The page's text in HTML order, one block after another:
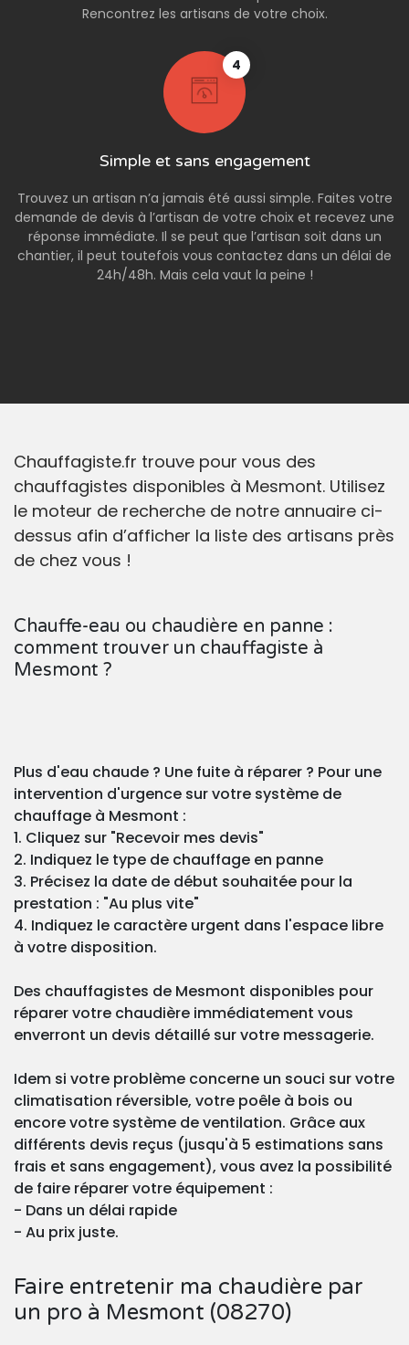
Rencontrez les artisans de votre choix.
4
Simple et sans engagement
Trouvez un artisan n’a jamais été aussi simple. Faites votre
demande de devis à l’artisan de votre choix et recevez une
réponse immédiate. Il se peut que l’artisan soit dans un
chantier, il peut toutefois vous contactez dans un délai de
24h/48h. Mais cela vaut la peine !
Chauffagiste.fr trouve pour vous des
chauffagistes disponibles à Mesmont. Utilisez
le moteur de recherche de notre annuaire ci-
dessus afin d’afficher la liste des artisans près
de chez vous !
Chauffe-eau ou chaudière en panne :
comment trouver un chauffagiste à
Mesmont ?
Plus d'eau chaude ? Une fuite à réparer ? Pour une
intervention d'urgence sur votre système de
chauffage à Mesmont :
1. Cliquez sur "Recevoir mes devis"
2. Indiquez le type de chauffage en panne
3. Précisez la date de début souhaitée pour la
prestation : "Au plus vite"
4. Indiquez le caractère urgent dans l'espace libre
à votre disposition.
Des chauffagistes de Mesmont disponibles pour
réparer votre chaudière immédiatement vous
enverront un devis détaillé sur votre messagerie.
Idem si votre problème concerne un souci sur votre
climatisation réversible, votre poêle à bois ou
encore votre système de ventilation. Grâce aux
différents devis reçus (jusqu'à 5 estimations sans
frais et sans engagement), vous avez la possibilité
de faire réparer votre équipement :
- Dans un délai rapide
- Au prix juste.
Faire entretenir ma chaudière par
un pro à Mesmont (08270)